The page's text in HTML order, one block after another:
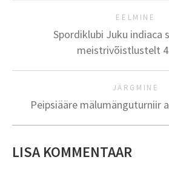
EELMINE
Spordiklubi Juku indiaca
meistrivõistlustelt
JÄRGMINE
Peipsiääre mälumänguturniir
LISA KOMMENTAAR